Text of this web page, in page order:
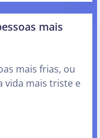
mais
mais frias, ou
vida mais triste e